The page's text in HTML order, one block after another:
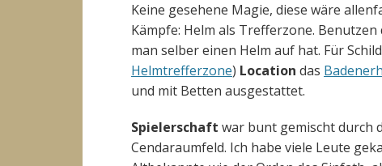
Keine gesehene Magie, diese wäre
Kämpfe: Helm als Trefferzone.
man selber einen Helm auf hat. Für
Helmtrefferzone) Location das
und mit Betten ausgestattet.
Spielerschaft war bunt gemischt durch
Cendaraumfeld. Ich habe viele Leute